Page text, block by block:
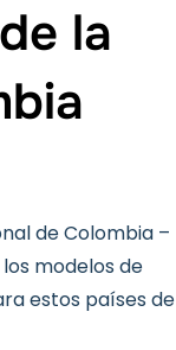
la
de Colombia –
modelos de
estos países de